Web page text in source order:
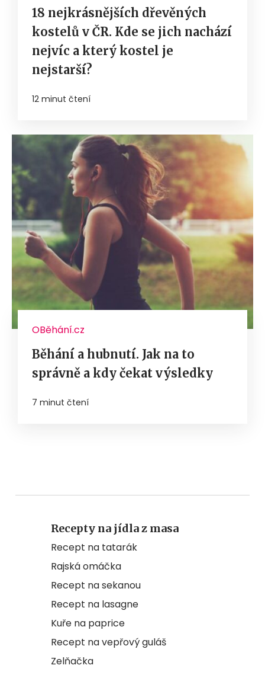
18 nejkrásnějších dřevěných
kostelů v ČR. Kde se jich nachází
nejvíc a který kostel je
nejstarší?
12 minut čtení
OBěhání.cz
Běhání a hubnutí. Jak na to
správně a kdy čekat výsledky
7 minut čtení
Recepty na jídla z masa
Recept na tatarák
Rajská omáčka
Recept na sekanou
Recept na lasagne
Kuře na paprice
Recept na vepřový guláš
Zelňačka